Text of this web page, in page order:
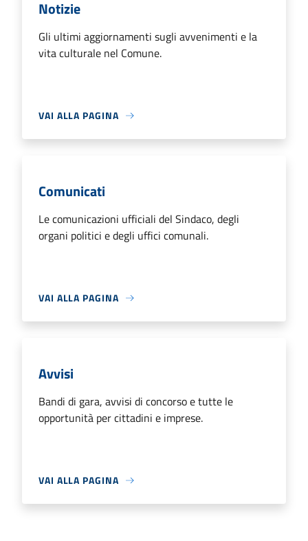
Notizie
Gli ultimi aggiornamenti sugli avvenimenti e la
vita culturale nel Comune.
VAI ALLA PAGINA
Comunicati
Le comunicazioni ufficiali del Sindaco, degli
organi politici e degli uffici comunali.
VAI ALLA PAGINA
Avvisi
Bandi di gara, avvisi di concorso e tutte le
opportunità per cittadini e imprese.
VAI ALLA PAGINA